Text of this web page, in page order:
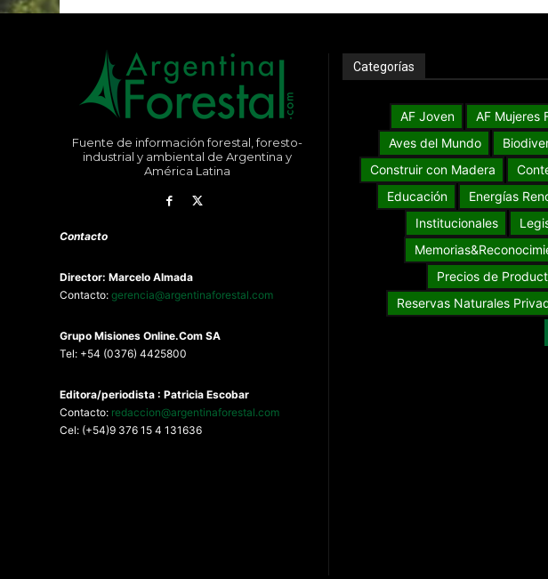
Fuente de información forestal, foresto-
industrial y ambiental de Argentina y
América Latina
Contacto
Director: Marcelo Almada
Contacto: gerencia@argentinaforestal.com
Grupo MisionesOnline.Com SA
Tel: +54 (0376) 4425800
Editora/periodista : Patricia Escobar
Contacto: redaccion@argentinaforestal.com
Cel: (+54)9 376 15 4 131636
Categorías
AF Joven AF Mujeres
Aves del Mundo
Construir con Madera
Educación
Energías
Institucionales
Precios de
Reservas Naturales